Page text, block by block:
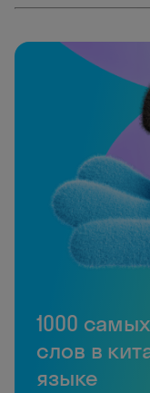
1000
слов в
языке